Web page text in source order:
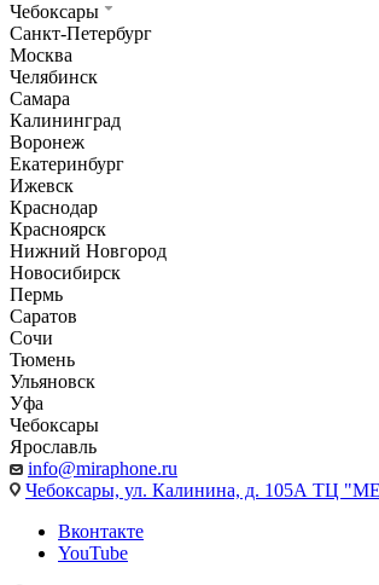
Чебоксары
Санкт-Петербург
Москва
Челябинск
Самара
Калининград
Воронеж
Екатеринбург
Ижевск
Краснодар
Красноярск
Нижний Новгород
Новосибирск
Пермь
Саратов
Сочи
Тюмень
Ульяновск
Уфа
Чебоксары
Ярославль
info@miraphone.ru
Чебоксары, ул. Калинина, д. 105А ТЦ
Вконтакте
YouTube